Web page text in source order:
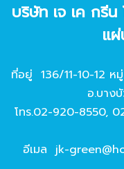
บริษัท เจ เค กรี
แ
ที่อยู่ 136/11-10-12 ห
อ.บาง
โทร.02-920-8550,
อีเมล jk-